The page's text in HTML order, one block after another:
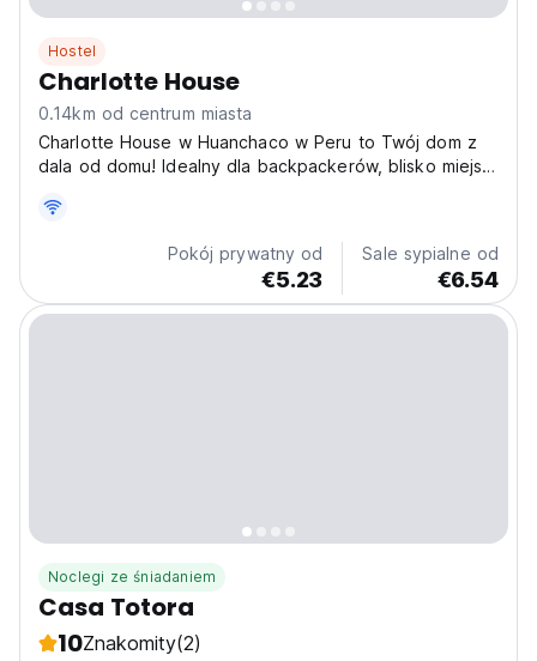
Hostel
Charlotte House
0.14km od centrum miasta
Charlotte House w Huanchaco w Peru to Twój dom z
dala od domu! Idealny dla backpackerów, blisko miejsc
hosteli do zwiedzania Peru. (Auto-translated from
Pokój prywatny od
€5.23
Sale sypialne od
€6.54
Noclegi ze śniadaniem
Casa Totora
10Znakomity(2)